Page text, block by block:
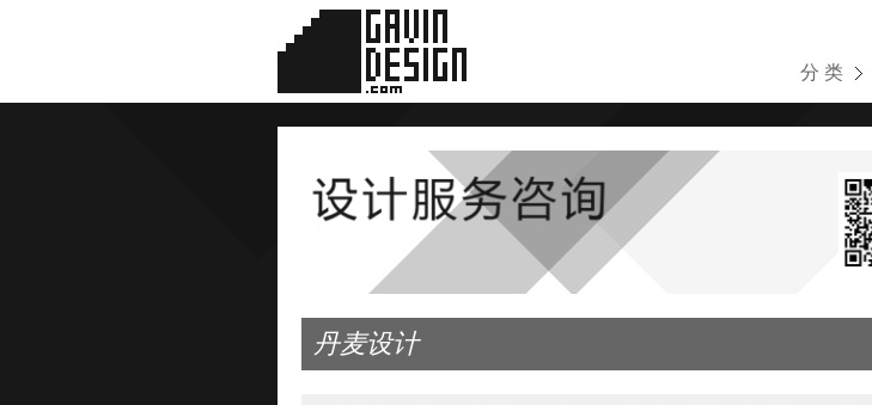
分 类
丹麦设计